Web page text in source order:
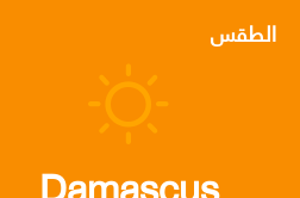
ب
و
الطقس